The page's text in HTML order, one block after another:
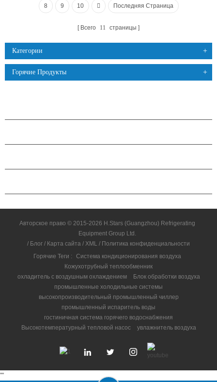
8 9 10 Последняя Страница
Всего 11 страницы
Категории
Горячие Продукты
Авторское право © 2015-2026 H.Stars (Guangzhou) Refrigerating
Equipment Group Ltd.
/ Блог / Карта сайта / XML / Политика конфиденциальности
Горячие Теги :
Система кондиционирования воздуха
Кожухотрубный теплообменник
охладитель с воздушным охлаждением
Блок обработки воздуха
промышленные холодильные системы
высокопроизводительный промышленный чиллер
промышленный испаритель воды
гостиничная система горячего водоснабжения
Высокотемпературный тепловой насос
увлажнитель воздуха
""